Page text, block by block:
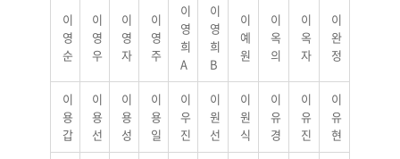
이
영
순
이
영
우
이
영
자
이
영
주
이
영
희
A
이
영
희
B
이
예
원
이
옥
의
이
옥
자
이
완
정
이
용
갑
이
용
선
이
용
성
이
용
일
이
우
진
이
원
선
이
원
식
이
유
경
이
유
진
이
유
현